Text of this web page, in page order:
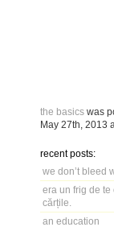
the basics was
May 27th, 2013
recent posts:
we don’t bleed
era un frig de te
cărțile.
an education